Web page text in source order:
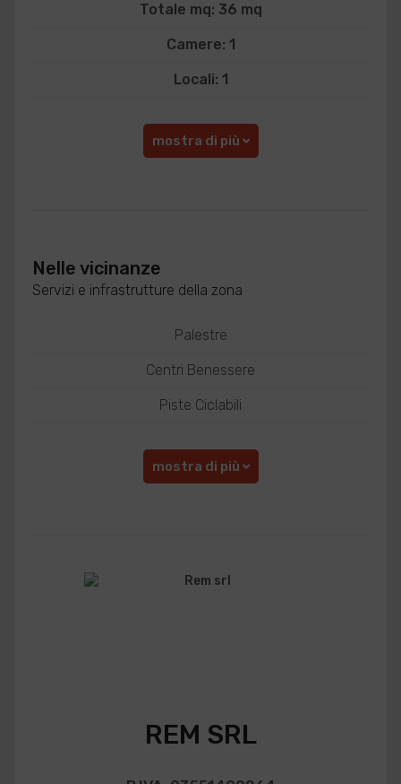
Totale mq: 36 mq
Camere: 1
Locali: 1
mostra di più
Nelle vicinanze
Servizi e infrastrutture della zona
Palestre
Centri Benessere
Piste Ciclabili
mostra di più
REM SRL